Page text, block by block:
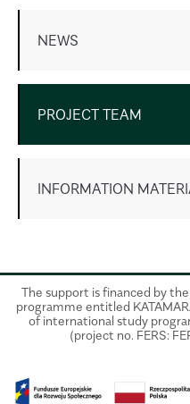
NEWS
PROJECT TEAM
INFORMATION
The support is financed by
programme entitled
of international study
(project no. FERS: